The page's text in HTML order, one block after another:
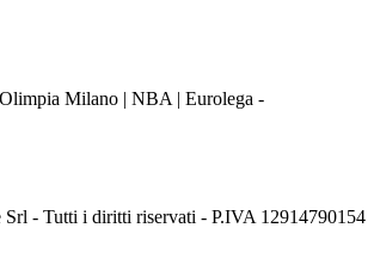
Milano | NBA | Eurolega -
Srl - Tutti i diritti riservati - P.IVA 12914790154